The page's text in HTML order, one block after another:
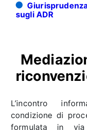
sugli ADR
L’incontro
condizione di
formulata in via